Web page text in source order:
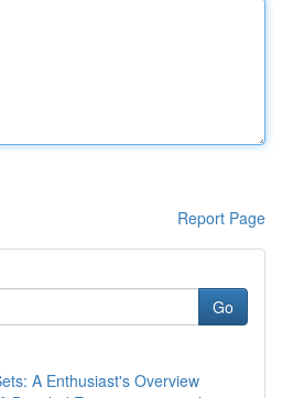
Report Page
Go
A Enthusiast's Overview